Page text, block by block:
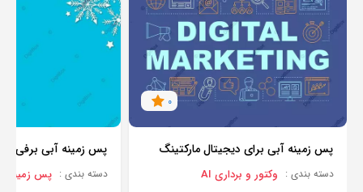
0
پس زمینه آبی برای دیجیتال مارکتینگ
دسته بندی : وکتور و برداری AI
پس زمینه آبی برفی
دسته بندی : پس زمینه BACKGROUND